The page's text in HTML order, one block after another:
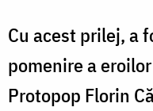
Cu acest prilej, a
pomenire a
Protopop Florin